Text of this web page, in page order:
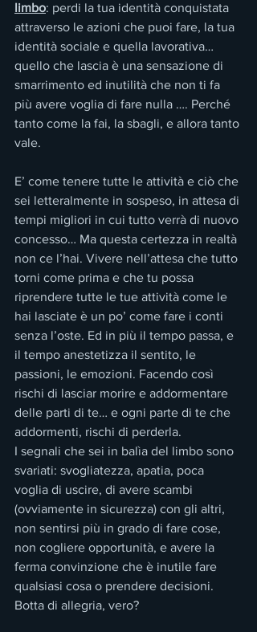
limbo: perdi la tua identità conquistata
attraverso le azioni che puoi fare, la tua
identità sociale e quella lavorativa…
quello che lascia è una sensazione di
smarrimento ed inutilità che non ti fa
più avere voglia di fare nulla …. Perché
tanto come la fai, la sbagli, e allora tanto
vale.
E’ come tenere tutte le attività e ciò che
sei letteralmente in sospeso, in attesa di
tempi migliori in cui tutto verrà di nuovo
concesso… Ma questa certezza in realtà
non ce l’hai. Vivere nell’attesa che tutto
torni come prima e che tu possa
riprendere tutte le tue attività come le
hai lasciate è un po’ come fare i conti
senza l’oste. Ed in più il tempo passa, e
il tempo anestetizza il sentito, le
passioni, le emozioni. Facendo così
rischi di lasciar morire e addormentare
delle parti di te… e ogni parte di te che
addormenti, rischi di perderla.
I segnali che sei in balìa del limbo sono
svariati: svogliatezza, apatia, poca
voglia di uscire, di avere scambi
(ovviamente in sicurezza) con gli altri,
non sentirsi più in grado di fare cose,
non cogliere opportunità, e avere la
ferma convinzione che è inutile fare
qualsiasi cosa o prendere decisioni.
Botta di allegria, vero?